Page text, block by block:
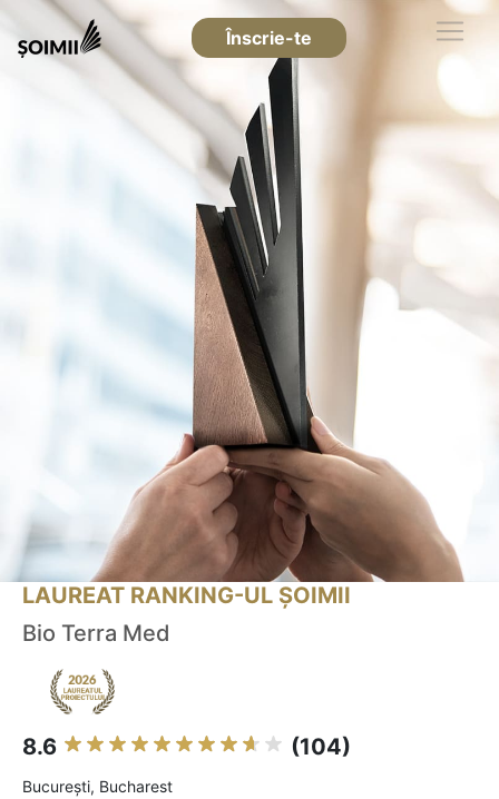
Înscrie-te
LAUREAT RANKING-UL ȘOIMII
Bio Terra Med
8.6 (104)
Bucureşti, Bucharest